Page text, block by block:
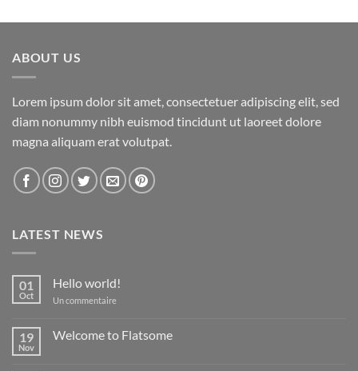
ABOUT US
Lorem ipsum dolor sit amet, consectetuer adipiscing elit, sed
diam nonummy nibh euismod tincidunt ut laoreet dolore
magna aliquam erat volutpat.
LATEST NEWS
01
Oct
Hello world!
Un commentaire
19
Nov
Welcome to Flatsome